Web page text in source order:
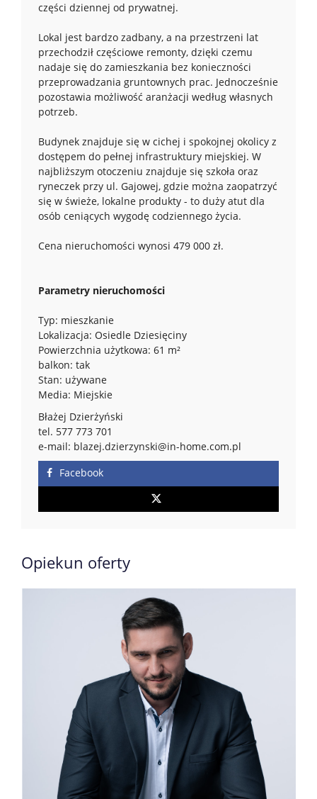
części dziennej od prywatnej.
Lokal jest bardzo zadbany, a na przestrzeni lat
przechodził częściowe remonty, dzięki czemu
nadaje się do zamieszkania bez konieczności
przeprowadzania gruntownych prac. Jednocześnie
pozostawia możliwość aranżacji według własnych
potrzeb.
Budynek znajduje się w cichej i spokojnej okolicy z
dostępem do pełnej infrastruktury miejskiej. W
najbliższym otoczeniu znajduje się szkoła oraz
ryneczek przy ul. Gajowej, gdzie można zaopatrzyć
się w świeże, lokalne produkty - to duży atut dla
osób ceniących wygodę codziennego życia.
Cena nieruchomości wynosi 479 000 zł.
Parametry nieruchomości
Typ: mieszkanie
Lokalizacja: Osiedle Dziesięciny
Powierzchnia użytkowa: 61 m²
balkon: tak
Stan: używane
Media: Miejskie
Błażej Dzierżyński
tel. 577 773 701
e-mail: blazej.dzierzynski@in-home.com.pl
Facebook
Opiekun oferty